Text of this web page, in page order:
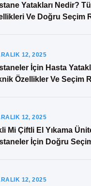
Yatakları Nedir?
Ve Doğru Seçim
12, 2025
İçin Hasta
Özellikler Ve Seçim
12, 2025
Mi Çiftli El Yıkama
İçin Doğru
12, 2025